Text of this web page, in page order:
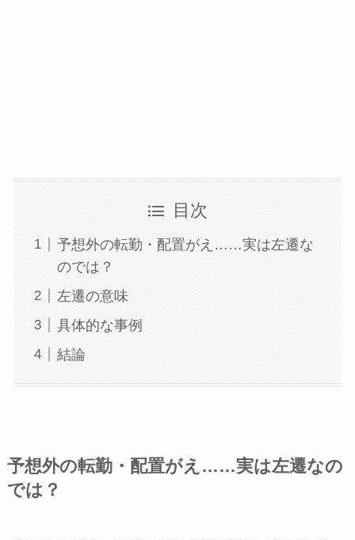
目次
予想外の転勤・配置がえ……実は左遷な
のでは？
左遷の意味
具体的な事例
結論
予想外の転勤・配置がえ……実は左遷なの
では？